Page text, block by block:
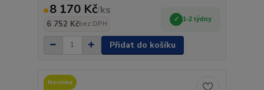
8 170 Kč/ks
6 752 Kčbez DPH
1-2 týdny
Přidat do košíku
Novinka